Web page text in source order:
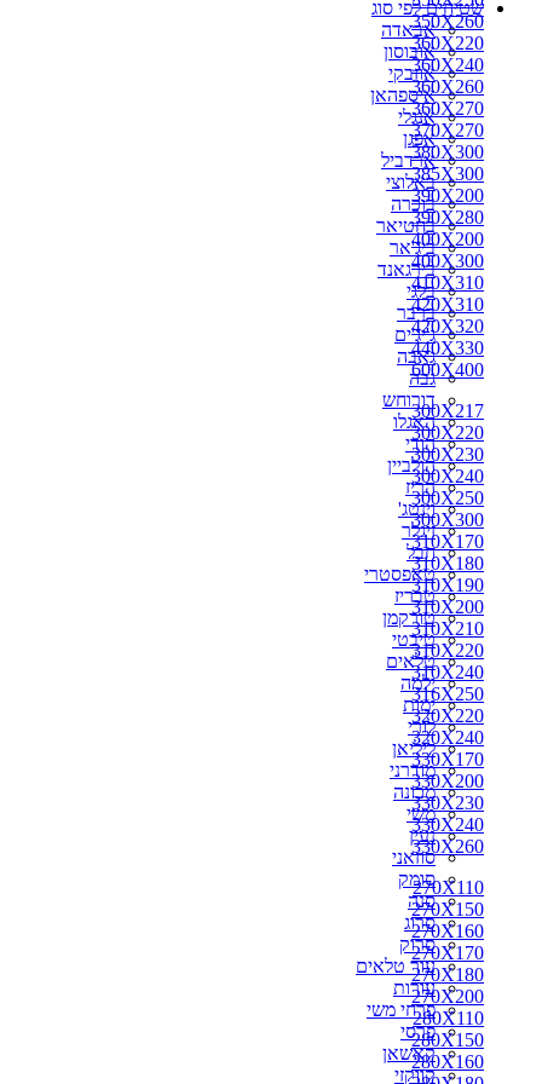
שטיחים לפי סוג
אבאדה
אובוסון
אוזבקי
איספהאן
אנגלי
אפגן
ארדביל
באלוצי
בוכרה
בחטיאר
ביג'אר
בירגאנד
בלגי
ברבר
ג'יג'ים
גאבה
גבה
דורוחש
האגלו
הודי
הולביין
הריז
וינטג'
זיגלר
חבל
טאפסטרי
טבריז
טורקמן
טיבטי
טלאים
ילמה
ימות
לורי
ליליאן
מודרני
מכונה
משי
נעין
סוזאני
סומק
סנה
סרוג
סרוק
עור טלאים
עורות
פרחי משי
פרסי
קאשאן
קווקזי
350X260
360X220
360X240
360X260
360X270
370X270
380X300
385X300
390X200
390X280
400X200
400X300
410X310
420X310
420X320
440X330
600X400
300X217
300X220
300X230
300X240
300X250
300X300
310X170
310X180
310X190
310X200
310X210
310X220
310X240
316X250
320X220
320X240
330X170
330X200
330X230
330X240
330X260
270X110
270X150
270X160
270X170
270X180
270X200
280X110
280X150
280X160
270X150
270X160
270X170
270X200
280X160
280X180
280X200
290X180
300X180
310X190
310X210
350X250
360X220
360X260
370X270
400X300